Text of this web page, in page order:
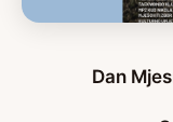
Dan